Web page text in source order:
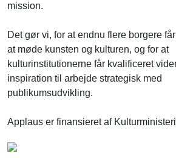
mission.
Det gør vi, for at endnu flere borgere
at møde kunsten og kulturen, og for at
kulturinstitutionerne får kvalificeret
inspiration til arbejde strategisk med
publikumsudvikling.
Applaus er finansieret af